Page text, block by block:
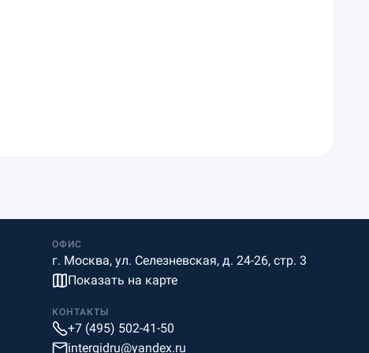
ОФИС
г. Москва, ул. Селезневская, д. 24-26, стр. 3
Показать на карте
КОНТАКТЫ
+7 (495) 502-41-50
intergidru@yandex.ru